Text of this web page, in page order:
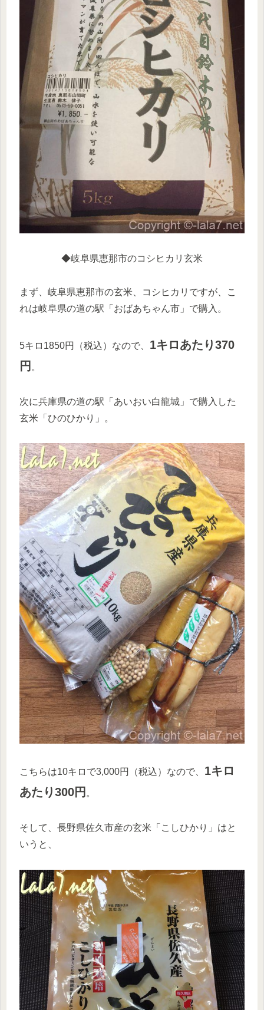
◆岐阜県恵那市のコシヒカリ玄米
まず、岐阜県恵那市の玄米、コシヒカリですが、こ
れは岐阜県の道の駅「おばあちゃん市」で購入。
5キロ1850円（税込）なので、 1キロあたり370
円 。
次に兵庫県の道の駅「あいおい白龍城」で購入した
玄米「ひのひかり」。
こちらは10キロで3,000円（税込）なので、 1キロ
あたり300円 。
そして、長野県佐久市産の玄米「こしひかり」はと
いうと、